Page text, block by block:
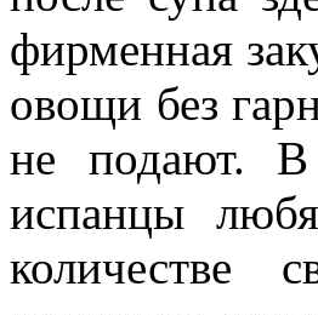
фирменная
овощи без
не подают. В
испанцы
количестве